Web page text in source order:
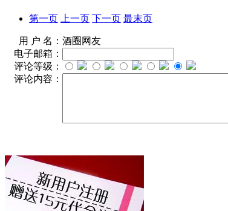
第一页 上一页 下一页 最末页
用 户 名： 酒圈网友
电子邮箱：
评论等级：
评论内容：